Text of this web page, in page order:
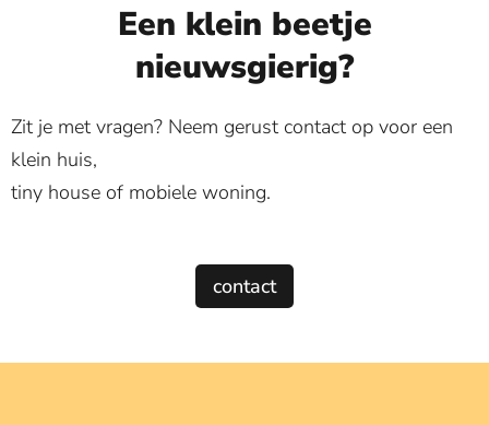
Een klein beetje
nieuwsgierig?
Zit je met vragen? Neem gerust contact op voor een
klein huis,
tiny house of mobiele woning.
contact